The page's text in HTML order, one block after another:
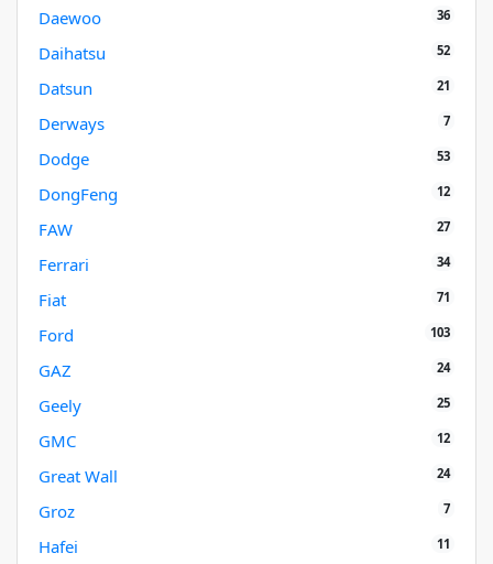
Daewoo 36
Daihatsu 52
Datsun 21
Derways 7
Dodge 53
DongFeng 12
FAW 27
Ferrari 34
Fiat 71
Ford 103
GAZ 24
Geely 25
GMC 12
Great Wall 24
Groz 7
Hafei 11